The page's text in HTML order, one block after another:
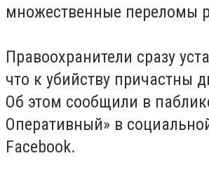
множественные переломы
Правоохранители сразу
что к убийству причастны
Об этом сообщили в
Оперативный» в
Facebook.